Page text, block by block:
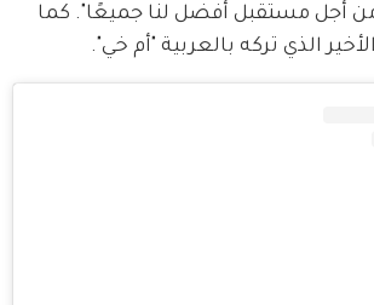
من أجل مستقبل أفضل لنا جميعًا". كما
الذي تركه بالعربية "أم خي".